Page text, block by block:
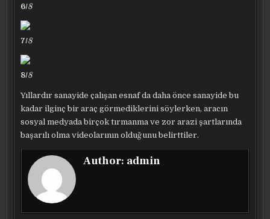
6/8
7/8
8/8
Yıllardır sanayide çalışan esnaf da daha önce sanayide bu
kadar ilginç bir araç görmediklerini söylerken, aracın
sosyal medyada birçok tırmanma ve zor arazi şartlarında
başarılı olma videolarının olduğunu belirttiler.
Author: admin